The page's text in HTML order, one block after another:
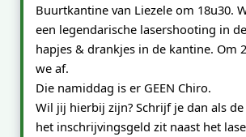
Buurtkantine van Liezele om 18u30.
een legendarische lasershooting in
hapjes & drankjes in de kantine. Om
we af.
Die namiddag is er GEEN Chiro.
Wil jij hierbij zijn? Schrijf je dan als
het inschrijvingsgeld zit naast het